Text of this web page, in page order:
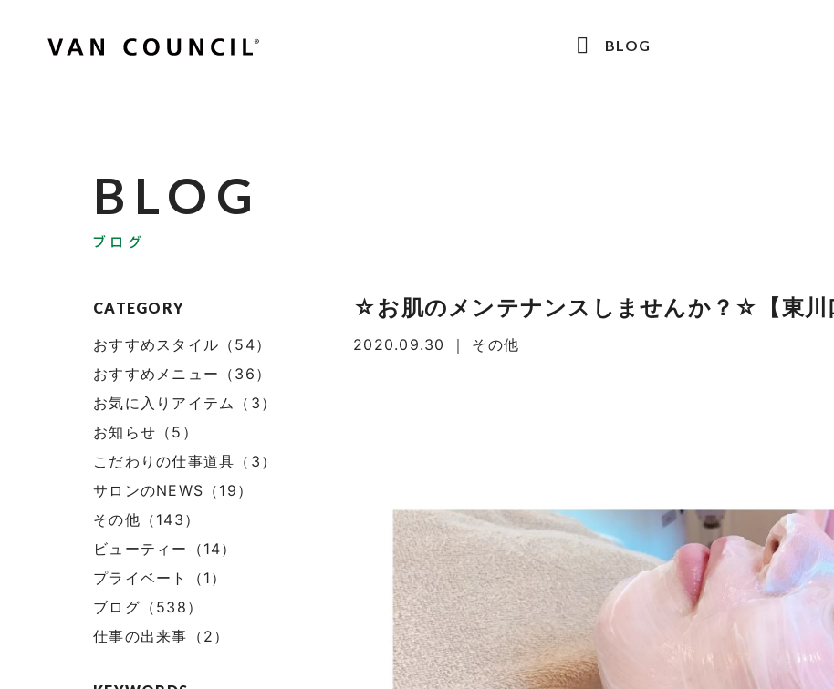
BLOG
BLOG
ブログ
CATEGORY
おすすめスタイル（54）
おすすめメニュー（36）
お気に入りアイテム（3）
お知らせ（5）
こだわりの仕事道具（3）
サロンのNEWS（19）
その他（143）
ビューティー（14）
プライベート（1）
ブログ（538）
仕事の出来事（2）
☆お肌のメンテナンスしませんか？☆【東川
2020.09.30 ｜ その他